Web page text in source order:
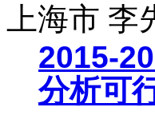
上海市
2015-
分析可